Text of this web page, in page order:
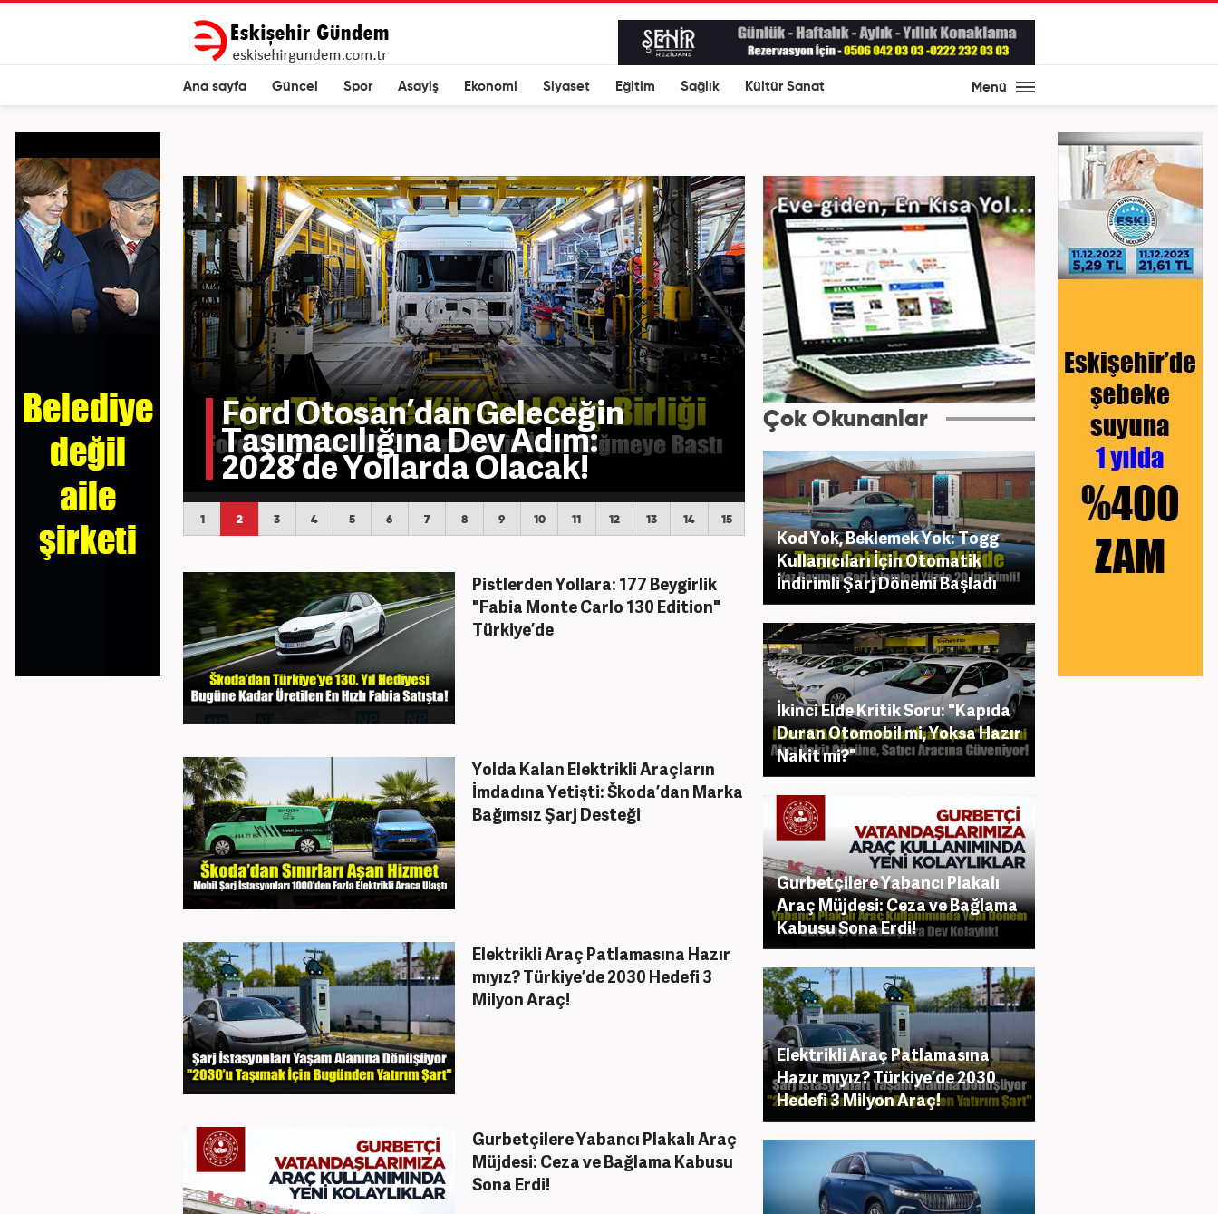
Ana sayfa Güncel Spor Asayiş Ekonomi Siyaset Eğitim Sağlık Kültür Sanat Menü
TOGG’dan Dev Ağustos
Kampanyası: 3 Ay Ertelemeli,
Sıfır Faizli Kredi Fırsatı!
1 2 3 4 5 6 7 8 9 10 11 12 13 14 15
Pistlerden Yollara: 177 Beygirlik
"Fabia Monte Carlo 130 Edition"
Türkiye’de
Yolda Kalan Elektrikli Araçların
İmdadına Yetişti: Škoda’dan Marka
Bağımsız Şarj Desteği
Elektrikli Araç Patlamasına Hazır
mıyız? Türkiye’de 2030 Hedefi 3
Milyon Araç!
Gurbetçilere Yabancı Plakalı Araç
Müjdesi: Ceza ve Bağlama Kabusu
Sona Erdi!
Çok Okunanlar
Kod Yok, Beklemek Yok: Togg
Kullanıcıları İçin Otomatik
İndirimli Şarj Dönemi Başladı
İkinci Elde Kritik Soru: "Kapıda
Duran Otomobil mi, Yoksa Hazır
Nakit mi?"
Gurbetçilere Yabancı Plakalı
Araç Müjdesi: Ceza ve Bağlama
Kabusu Sona Erdi!
Elektrikli Araç Patlamasına
Hazır mıyız? Türkiye’de 2030
Hedefi 3 Milyon Araç!